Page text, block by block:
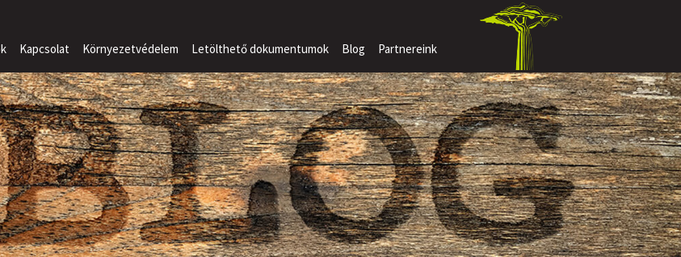
Kapcsolat Környezetvédelem Letölthető dokumentumok Blog Partnereink